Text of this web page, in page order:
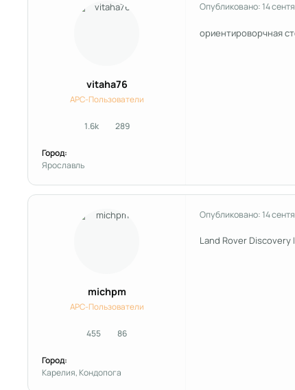
vitaha76
APC-Пользователи
1.6kсообщения
289Репутация
Город:
Ярославль
Опубликовано:14
ориентироворчная
michpm
APC-Пользователи
455сообщения
86Репутация
Город:
Карелия, Кондопога
Опубликовано:14
Land Rover Discovery